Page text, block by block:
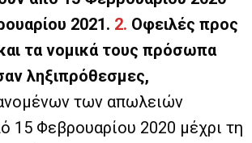
2021. 2. Οφειλές προς
τα νομικά τους πρόσωπα
ληξιπρόθεσμες,
των απωλειών
15 Φεβρουαρίου 2020 μέχρι τη